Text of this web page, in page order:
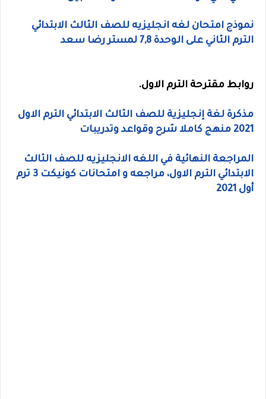
نموذج امتحان لغه انجليزيه للصف الثالث الابتدائي
الترم الثاني على الوحدة 7,8 لمستر رضا سعد
روابط مقترحة الترم الاول.
مذكرة لغة إنجليزية للصف الثالث الابتدائي الترم الاول
2021 منهج كاملا شرح وقواعد وتدريبات
المراجعة النهائية في اللغه الانجليزيه للصف الثالث
الابتدائي الترم الاول، مراجعه و امتحانات كونيكت 3 ترم
أول 2021